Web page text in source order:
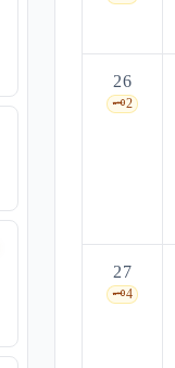
26
🗝️2
27
🗝️4